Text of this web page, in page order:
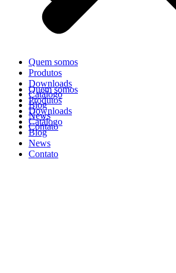
Quem somos
Produtos
Downloads
Catálogo
Blog
News
Contato
Quem somos
Produtos
Downloads
Catálogo
Blog
News
Contato